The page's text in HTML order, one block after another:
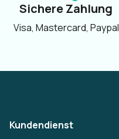
Sichere Zahlung
Visa, Mastercard, Paypal
Kundendienst